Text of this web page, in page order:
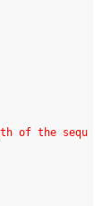
of the sequ